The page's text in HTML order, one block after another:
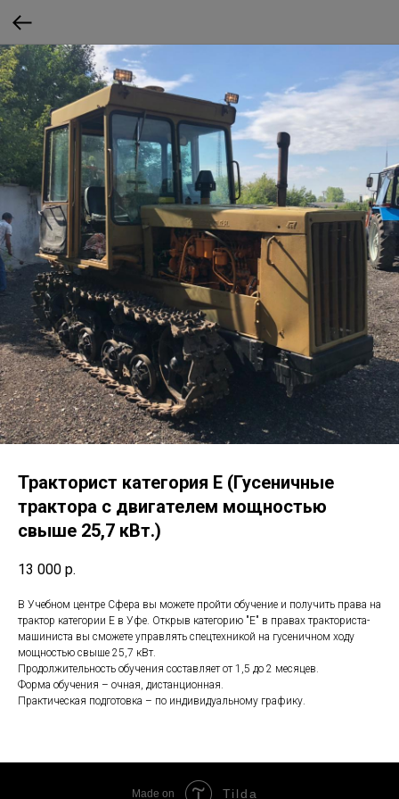
Тракторист категория E (Гусеничные
трактора с двигателем мощностью
свыше 25,7 кВт.)
13 000 р.
В Учебном центре Сфера вы можете пройти обучение и получить права на
трактор категории E в Уфе. Открыв категорию "Е" в правах тракториста-
машиниста вы сможете управлять спецтехникой на гусеничном ходу
мощностью свыше 25,7 кВт.
Продолжительность обучения составляет от 1,5 до 2 месяцев.
Форма обучения – очная, дистанционная.
Практическая подготовка – по индивидуальному графику.
Made on Tilda